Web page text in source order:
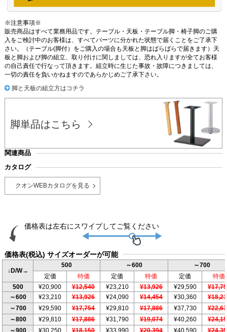
※注意事項※
販売商品はすべて業務用品です。テーブル・天板・テーブル脚・椅子脚のご購
入をご検討中のお客様は、すべてパーツに分かれた状態で届くことをご了承下
さい。（テーブル(脚付）をご購入の場合も天板と脚はばらばらで届きます）天
板と脚および脚の組立、取り付けに関しましては、恐れ入りますが全てお客様
の自己責任で行なって頂きます。組立時に生じた事故・故障につきましては、
一切の責任を負いかねますのであらかじめご了承下さい。
脚と天板の組立方はコチラ
脚単品はこちら
関連商品
カタログ
クオンWEBカタログを見る
価格表(税込) サイズオーダーが可能
↓D/W→
500 ～600
～700
定価
特価 定価 特価 定価
特価
500
¥20,900 ¥12,540 ¥23,210 ¥13,926 ¥29,590
～600
¥23,210 ¥13,926 ¥24,090 ¥14,454 ¥30,360
～700
¥29,590 ¥17,754 ¥29,810 ¥17,886 ¥37,730
～800
¥29,810 ¥17,886 ¥31,790 ¥19,074 ¥40,260